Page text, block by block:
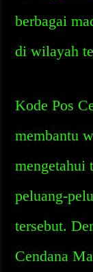
berbagai
di wilayah
Kode Pos
membantu
mengetahui
peluang-
tersebut.
Cendana